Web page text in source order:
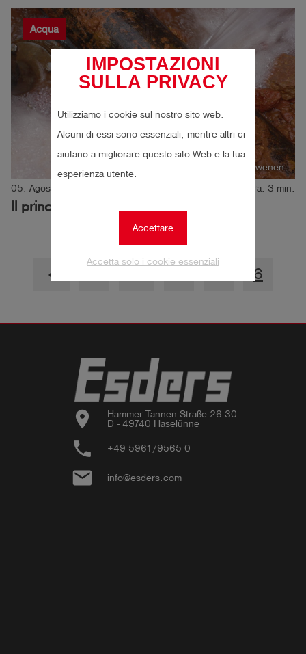
IMPOSTAZIONI
SULLA PRIVACY
Utilizziamo i cookie sul nostro sito web.
Alcuni di essi sono essenziali, mentre altri ci
aiutano a migliorare questo sito Web e la tua
esperienza utente.
Accettare
Accetta solo i cookie essenziali
Autore:in: Lea Schwenen
05. Agosto 2019 Momento della lettura: 3 min.
Il principio di correlazione
Acqua
keyboard_arrow_left 6
location_on
Hammer-Tannen-Straße 26-30
D - 49740 Haselünne
phone +49 5961/9565-0
email info@esders.com